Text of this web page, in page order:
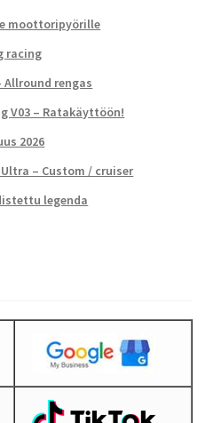
moottoripyörille
racing
Allround rengas
V03 – Ratakäyttöön!
2026
Ultra – Custom / cruiser
legenda